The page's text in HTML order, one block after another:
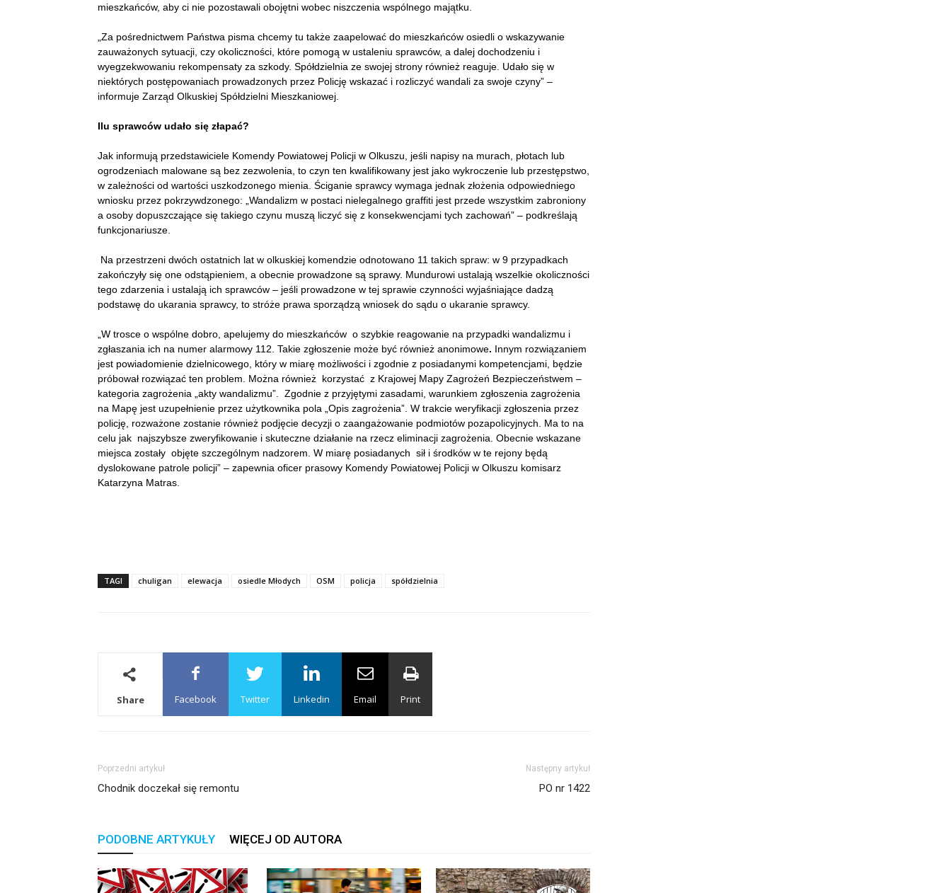
mieszkańców, aby ci nie pozostawali obojętni wobec niszczenia wspólnego majątku.
„Za pośrednictwem Państwa pisma chcemy tu także zaapelować do mieszkańców osiedli o wskazywanie
zauważonych sytuacji, czy okoliczności, które pomogą w ustaleniu sprawców, a dalej dochodzeniu i
wyegzekwowaniu rekompensaty za szkody. Spółdzielnia ze swojej strony również reaguje. Udało się w
niektórych postępowaniach prowadzonych przez Policję wskazać i rozliczyć wandali za swoje czyny” –
informuje Zarząd Olkuskiej Spółdzielni Mieszkaniowej.
Ilu sprawców udało się złapać?
Jak informują przedstawiciele Komendy Powiatowej Policji w Olkuszu, jeśli napisy na murach, płotach lub
ogrodzeniach malowane są bez zezwolenia, to czyn ten kwalifikowany jest jako wykroczenie lub przestępstwo,
w zależności od wartości uszkodzonego mienia. Ściganie sprawcy wymaga jednak złożenia odpowiedniego
wniosku przez pokrzywdzonego: „Wandalizm w postaci nielegalnego graffiti jest przede wszystkim zabroniony
a osoby dopuszczające się takiego czynu muszą liczyć się z konsekwencjami tych zachowań” – podkreślają
funkcjonariusze.
Na przestrzeni dwóch ostatnich lat w olkuskiej komendzie odnotowano 11 takich spraw: w 9 przypadkach
zakończyły się one odstąpieniem, a obecnie prowadzone są sprawy. Mundurowi ustalają wszelkie okoliczności
tego zdarzenia i ustalają ich sprawców – jeśli prowadzone w tej sprawie czynności wyjaśniające dadzą
podstawę do ukarania sprawcy, to stróże prawa sporządzą wniosek do sądu o ukaranie sprawcy.
„W trosce o wspólne dobro, apelujemy do mieszkańców o szybkie reagowanie na przypadki wandalizmu i
zgłaszania ich na numer alarmowy 112. Takie zgłoszenie może być również anonimowe. Innym rozwiązaniem
jest powiadomienie dzielnicowego, który w miarę możliwości i zgodnie z posiadanymi kompetencjami, będzie
próbował rozwiązać ten problem. Można również korzystać z Krajowej Mapy Zagrożeń Bezpieczeństwem –
kategoria zagrożenia „akty wandalizmu”. Zgodnie z przyjętymi zasadami, warunkiem zgłoszenia zagrożenia
na Mapę jest uzupełnienie przez użytkownika pola „Opis zagrożenia”. W trakcie weryfikacji zgłoszenia przez
policję, rozważone zostanie również podjęcie decyzji o zaangażowanie podmiotów pozapolicyjnych. Ma to na
celu jak najszybsze zweryfikowanie i skuteczne działanie na rzecz eliminacji zagrożenia. Obecnie wskazane
miejsca zostały objęte szczególnym nadzorem. W miarę posiadanych sił i środków w te rejony będą
dyslokowane patrole policji” – zapewnia oficer prasowy Komendy Powiatowej Policji w Olkuszu komisarz
Katarzyna Matras.
TAGI chuligan elewacja osiedle Młodych OSM policja spółdzielnia
Share Facebook Twitter Linkedin Email Print
Poprzedni artykuł
Chodnik doczekał się remontu
Następny artykuł
PO nr 1422
PODOBNE ARTYKUŁY WIĘCEJ OD AUTORA